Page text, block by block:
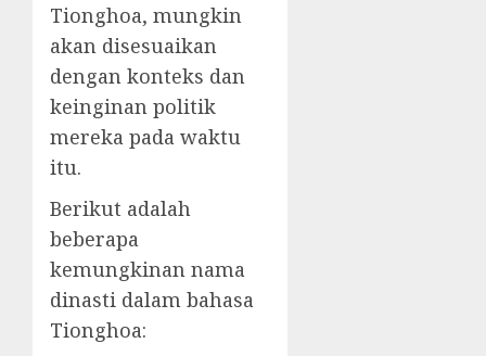
Tionghoa, mungkin
akan disesuaikan
dengan konteks dan
keinginan politik
mereka pada waktu
itu.
Berikut adalah
beberapa
kemungkinan nama
dinasti dalam bahasa
Tionghoa: